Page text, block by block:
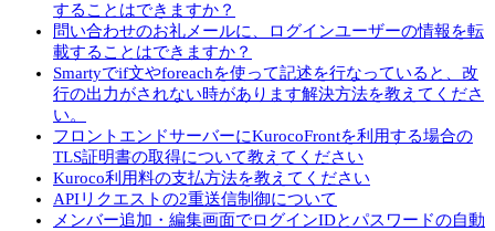
することはできますか？
問い合わせのお礼メールに、ログインユーザーの情報を転
載することはできますか？
Smartyでif文やforeachを使って記述を行なっていると、改
行の出力がされない時があります解決方法を教えてくださ
い。
フロントエンドサーバーにKurocoFrontを利用する場合の
TLS証明書の取得について教えてください
Kuroco利用料の支払方法を教えてください
APIリクエストの2重送信制御について
メンバー追加・編集画面でログインIDとパスワードの自動